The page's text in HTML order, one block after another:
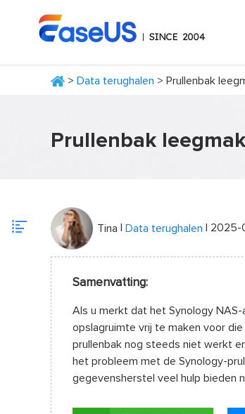
> Data terughalen > Prullenbak
Prullenbak
Tina Data terughalen |
Samenvatting:
Als u merkt dat het Synology
opslagruimte vrij te maken voor
prullenbak nog steeds niet werkt
het probleem met de Synology-
gegevensherstel veel hulp bieden